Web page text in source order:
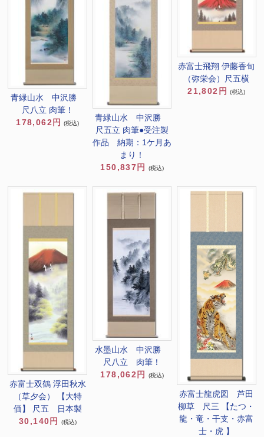
青緑山水 中沢勝
尺八立 肉筆！
178,062円
(税込)
青緑山水 中沢勝
尺五立 肉筆●受注製
作品 納期：1ケ月あ
まり！
150,837円
(税込)
赤富士飛翔 伊藤香旬
（弥栄会）尺五横
21,802円
(税込)
赤富士双鶴 浮田秋水
（草夕会） 【大特
価】 尺五 日本製
30,140円
(税込)
水墨山水 中沢勝
尺八立 肉筆！
178,062円
(税込)
赤富士龍虎図 芦田
柳草 尺三 【たつ・
龍・竜・干支・赤富
士・虎 】